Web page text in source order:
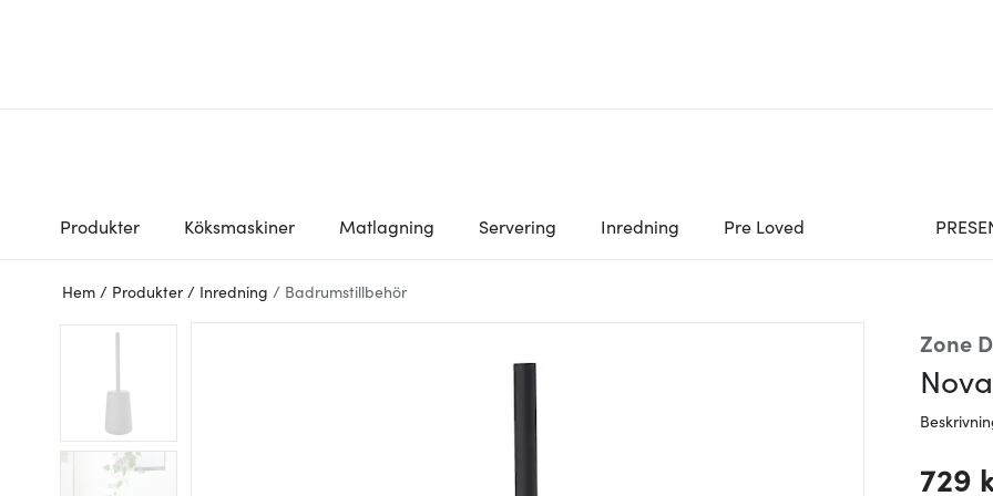
Produkter Köksmaskiner Matlagning Servering Inredning Pre Loved
Hem / Produkter / Inredning / Badrumstillbehör
Zone
729